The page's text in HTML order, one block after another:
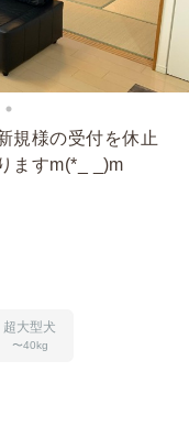
規様の受付を休止
ますm(*_ _)m
の3人1頭で暮らし
ぬ明るいエネルギ
リラックスできる時
い主さんたちに育ん
超大型犬
〜40kg